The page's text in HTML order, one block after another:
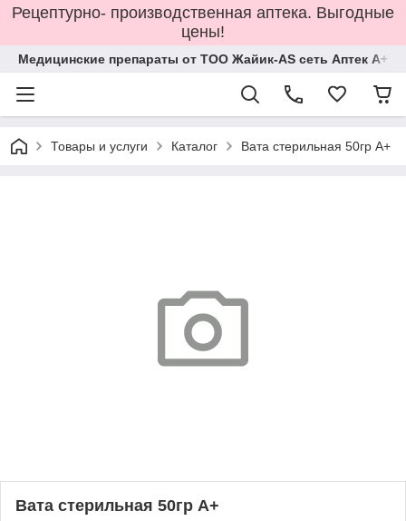
Рецептурно- производственная аптека. Выгодные
цены!
Медицинские препараты от ТОО Жайик-AS сеть Аптек А+
Товары и услуги Каталог Вата стерильная 50гр А+
Вата стерильная 50гр А+